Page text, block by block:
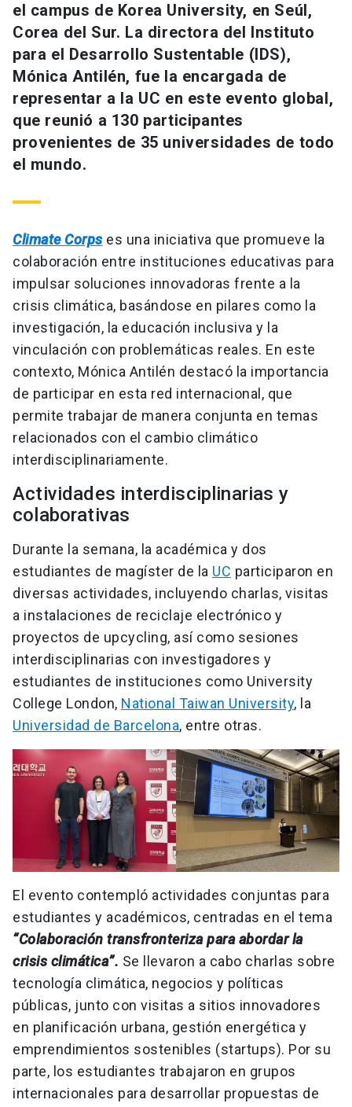
el campus de Korea University, en Seúl,
Corea del Sur. La directora del Instituto
para el Desarrollo Sustentable (IDS),
Mónica Antilén, fue la encargada de
representar a la UC en este evento global,
que reunió a 130 participantes
provenientes de 35 universidades de todo
el mundo.
Climate Corpses una iniciativa que promueve la
colaboración entre instituciones educativas para
impulsar soluciones innovadoras frente a la
crisis climática, basándose en pilares como la
investigación, la educación inclusiva y la
vinculación con problemáticas reales. En este
contexto, Mónica Antilén destacó la importancia
de participar en esta red internacional, que
permite trabajar de manera conjunta en temas
relacionados con el cambio climático
interdisciplinariamente.
Actividades interdisciplinarias y
colaborativas
Durante la semana, la académica y dos
estudiantes de magíster de la UC participaron en
diversas actividades, incluyendo charlas, visitas
a instalaciones de reciclaje electrónico y
proyectos de upcycling, así como sesiones
interdisciplinarias con investigadores y
estudiantes de instituciones como University
College London, National Taiwan University, la
Universidad de Barcelona, entre otras.
El evento contempló actividades conjuntas para
estudiantes y académicos, centradas en el tema
“Colaboración transfronteriza para abordar la
crisis climática”. Se llevaron a cabo charlas sobre
tecnología climática, negocios y políticas
públicas, junto con visitas a sitios innovadores
en planificación urbana, gestión energética y
emprendimientos sostenibles (startups). Por su
parte, los estudiantes trabajaron en grupos
internacionales para desarrollar propuestas de